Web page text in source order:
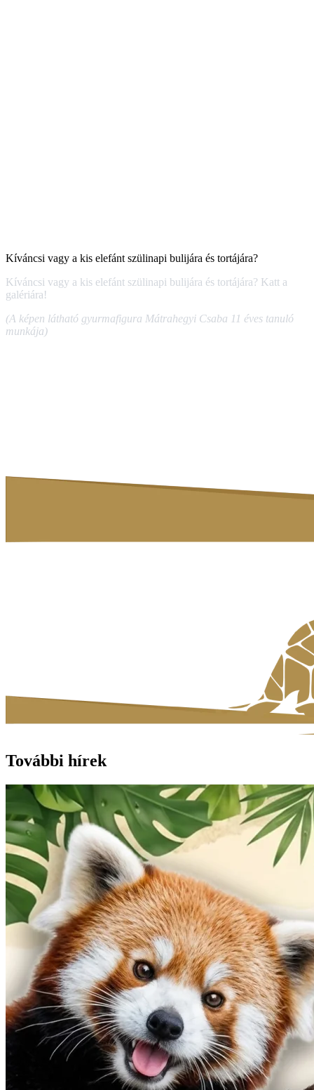
Kíváncsi vagy a kis elefánt szülinapi bulijára és tortájára?
Kíváncsi vagy a kis elefánt szülinapi bulijára és tortájára? Katt a
galériára!
(A képen látható gyurmafigura Mátrahegyi Csaba 11 éves tanuló
munkája)
További hírek